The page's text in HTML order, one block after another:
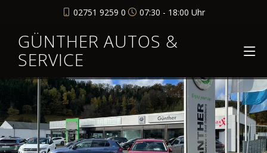
02751 9259 0 07:30 - 18:00 Uhr
GÜNTHER AUTOS &
SERVICE